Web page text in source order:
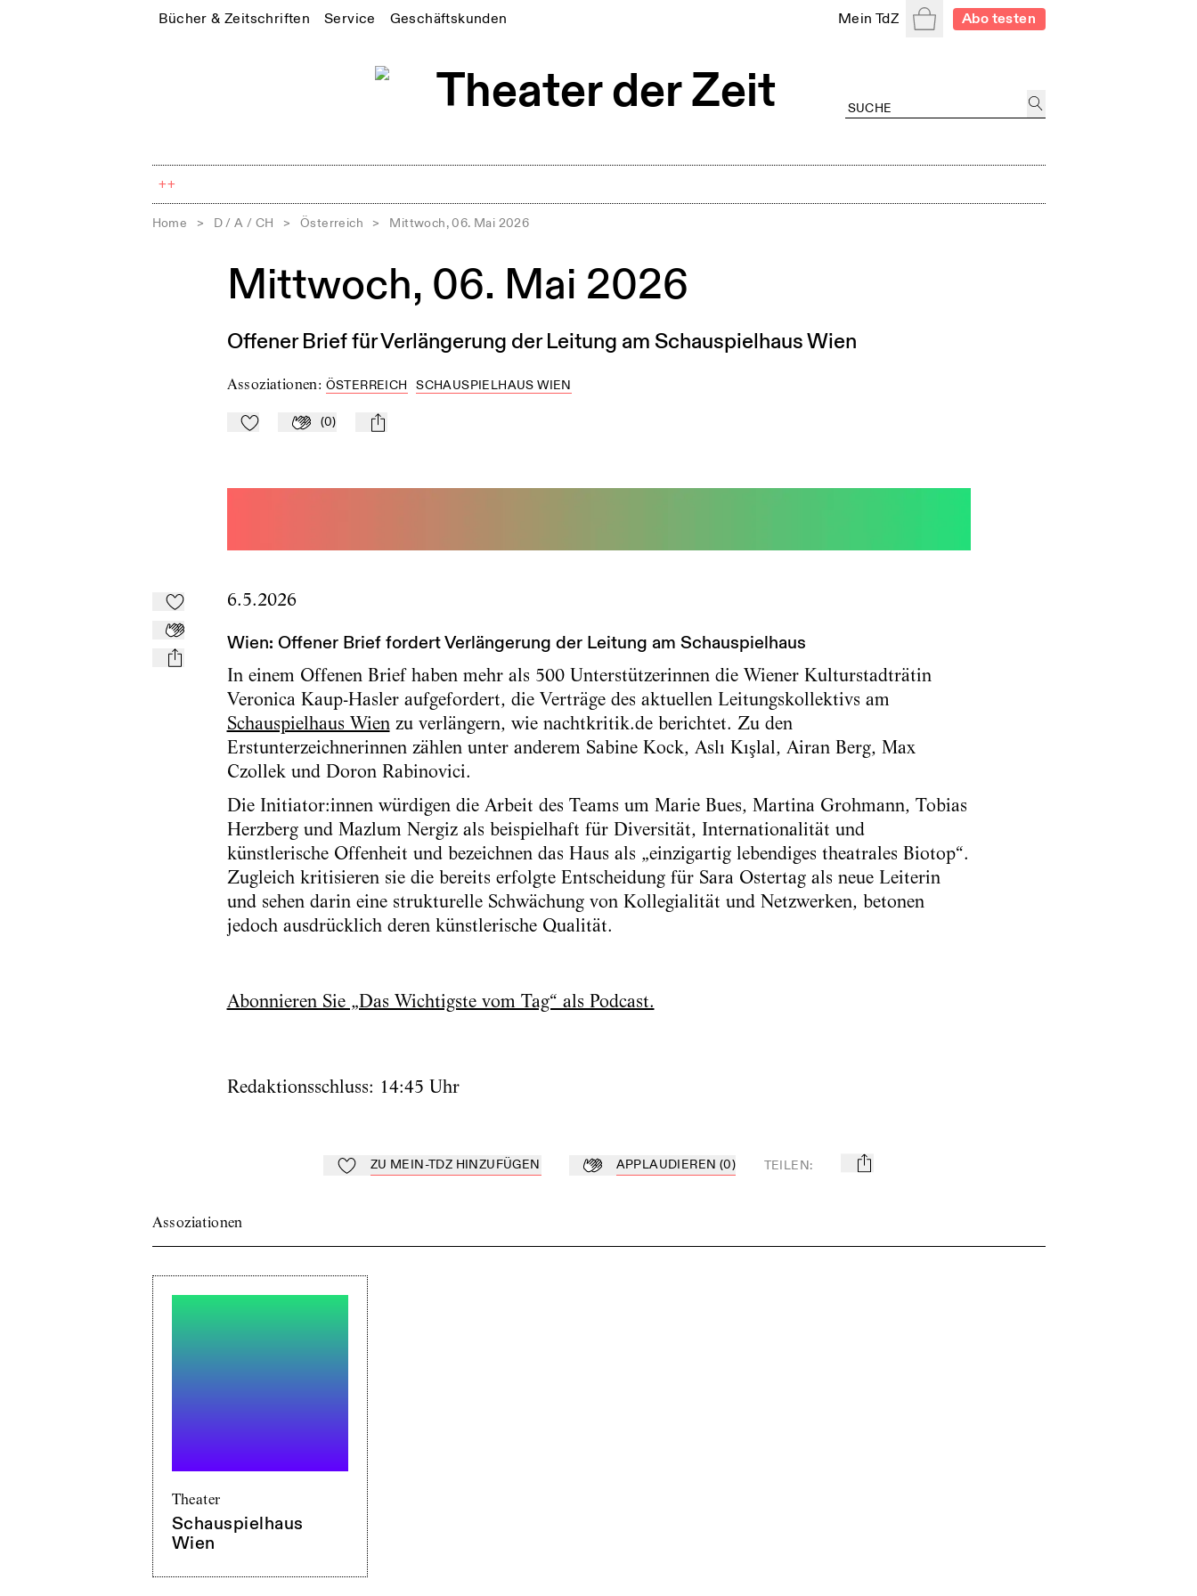
Bücher & Zeitschriften Service Geschäftskunden Mein TdZ WarenkorbAbo testen
++
Home > D / A / CH > Österreich > Mittwoch, 06. Mai 2026
Mittwoch, 06. Mai 2026
Offener Brief für Verlängerung der Leitung am Schauspielhaus Wien
Assoziationen: ÖSTERREICH SCHAUSPIELHAUS WIEN
Zu Mein-TdZ hinzufügen
Applaudieren
(0) mail
Zu Mein-TdZ hinzufügen
Applaudieren
mail
6.5.2026
Wien: Offener Brief fordert Verlängerung der Leitung am Schauspielhaus
In einem Offenen Brief haben mehr als 500 Unterstützerinnen die Wiener Kulturstadträtin
Veronica Kaup-Hasler aufgefordert, die Verträge des aktuellen Leitungskollektivs am
Schauspielhaus Wienzu verlängern, wie nachtkritik.de berichtet. Zu den
Erstunterzeichnerinnen zählen unter anderem Sabine Kock, Aslı Kışlal, Airan Berg, Max
Czollek und Doron Rabinovici.
Die Initiator:innen würdigen die Arbeit des Teams um Marie Bues, Martina Grohmann, Tobias
Herzberg und Mazlum Nergiz als beispielhaft für Diversität, Internationalität und
künstlerische Offenheit und bezeichnen das Haus als „einzigartig lebendiges theatrales Biotop“.
Zugleich kritisieren sie die bereits erfolgte Entscheidung für Sara Ostertag als neue Leiterin
und sehen darin eine strukturelle Schwächung von Kollegialität und Netzwerken, betonen
jedoch ausdrücklich deren künstlerische Qualität.
Abonnieren Sie „Das Wichtigste vom Tag“ als Podcast.
Redaktionsschluss: 14:45 Uhr
Zu Mein-TdZ hinzufügen
ZU MEIN-TDZ HINZUFÜGEN
Applaudieren
APPLAUDIEREN (0) TEILEN: mail
Assoziationen
Theater
Schauspielhaus
Wien